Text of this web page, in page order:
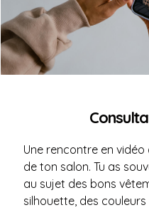
Une rencontre en
de ton salon. Tu as
au sujet des bons
silhouette, des